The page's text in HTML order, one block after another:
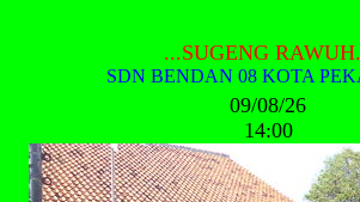
...SUGENG
SDN BENDAN 08 KOTA
09/08/26
14:00